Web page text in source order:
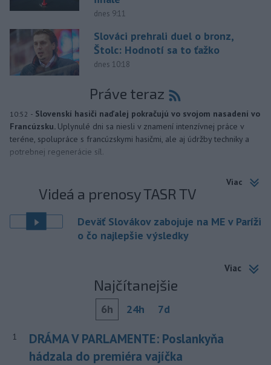
dnes 9:11
Slováci prehrali duel o bronz,
Štolc: Hodnotí sa to ťažko
dnes 10:18
Práve teraz
10:52 - Slovenskí hasiči naďalej pokračujú vo svojom nasadení vo
Francúzsku. Uplynulé dni sa niesli v znamení intenzívnej práce v
teréne, spolupráce s francúzskymi hasičmi, ale aj údržby techniky a
potrebnej regenerácie síl.
Viac
Videá a prenosy TASR TV
Deväť Slovákov zabojuje na ME v Paríži
o čo najlepšie výsledky
Viac
Najčítanejšie
6h 24h 7d
1
DRÁMA V PARLAMENTE: Poslankyňa
hádzala do premiéra vajíčka